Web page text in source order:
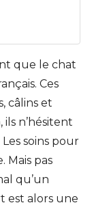
que le chat
Ces
câlins et
n’hésitent
soins pour
Mais pas
qu’un
est alors une